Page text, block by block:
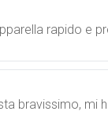
rapido e
bravissimo, mi